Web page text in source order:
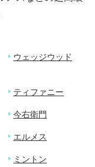
ウェッジウッド
ティファニー
今右衛門
エルメス
ミントン